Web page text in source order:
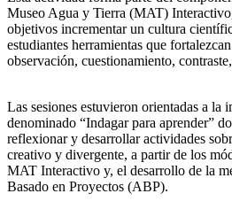
Museo Agua y Tierra (MAT)
objetivos incrementar un cultura
estudiantes herramientas que
observación, cuestionamiento,
Las sesiones estuvieron orientadas a la
denominado “Indagar para aprender”
reflexionar y desarrollar actividades
creativo y divergente, a partir de los
MAT Interactivo y, el desarrollo de la
Basado en Proyectos (ABP).